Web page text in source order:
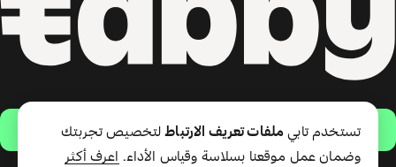
حمّل التطبيق تستخدم تابي ملفات تعريف الارتباطلتخصيص تجربتك
وضمان عمل موقعنا بسلاسة وقياس الأداء.
اعرف أكثر